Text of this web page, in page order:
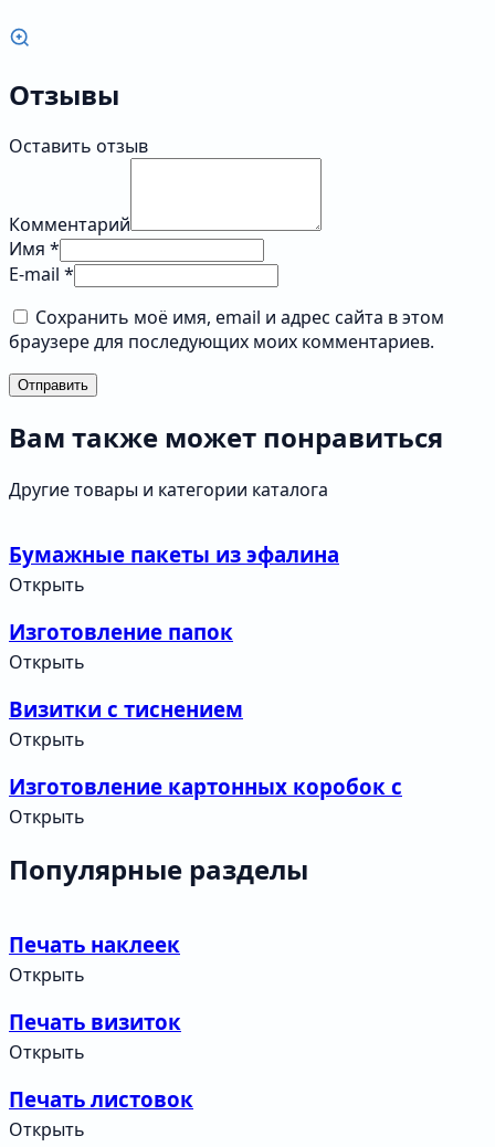
Отзывы
Оставить отзыв
Комментарий
Имя *
E-mail *
Сохранить моё имя, email и адрес сайта в этом
браузере для последующих моих комментариев.
Отправить
Вам также может понравиться
Другие товары и категории каталога
Бумажные пакеты из эфалина
Открыть
Изготовление папок
Открыть
Визитки с тиснением
Открыть
Изготовление картонных коробок с
ручками и крышкой
Открыть
Популярные разделы
Печать наклеек
Открыть
Печать визиток
Открыть
Печать листовок
Открыть